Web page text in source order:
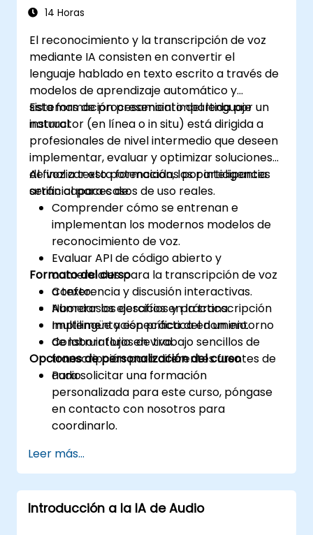
14 Horas
El reconocimiento y la transcripción de voz
mediante IA consisten en convertir el
lenguaje hablado en texto escrito a través de
modelos de aprendizaje automático y
sistemas de procesamiento del lenguaje
natural.
Esta formación presencial impartida por un
instructor (en línea o in situ) está dirigida a
profesionales de nivel intermedio que deseen
implementar, evaluar y optimizar soluciones
de voz a texto potenciadas por inteligencia
artificial para casos de uso reales.
Al finalizar esta formación, los participantes
serán capaces de:
Comprender cómo se entrenan e
implementan los modernos modelos de
reconocimiento de voz.
Evaluar API de código abierto y
comerciales para la transcripción de voz
a texto.
Abordar los desafíos en la transcripción
multilingüe y específica del dominio.
Construir flujos de trabajo sencillos de
transcripción para diferentes fuentes de
audio.
Formato del curso
Conferencia y discusión interactivas.
Numerosos ejercicios y práctica.
Implementación práctica en un entorno
de laboratorio en vivo.
Opciones de personalización del curso
Para solicitar una formación
personalizada para este curso, póngase
en contacto con nosotros para
coordinarlo.
Leer más...
Introducción a la IA de Audio